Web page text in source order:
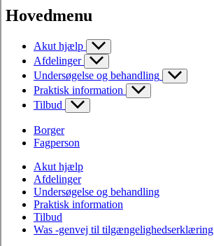
Hovedmenu
Akut hjælp
Afdelinger
Undersøgelse og behandling
Praktisk information
Tilbud
Borger
Fagperson
Akut hjælp
Afdelinger
Undersøgelse og behandling
Praktisk information
Tilbud
Was -genvej til tilgængelighedserklæring